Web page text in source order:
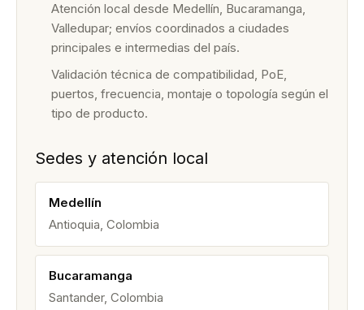
Atención local desde Medellín, Bucaramanga,
Valledupar; envíos coordinados a ciudades
principales e intermedias del país.
Validación técnica de compatibilidad, PoE,
puertos, frecuencia, montaje o topología según el
tipo de producto.
Sedes y atención local
Medellín
Antioquia, Colombia
Bucaramanga
Santander, Colombia